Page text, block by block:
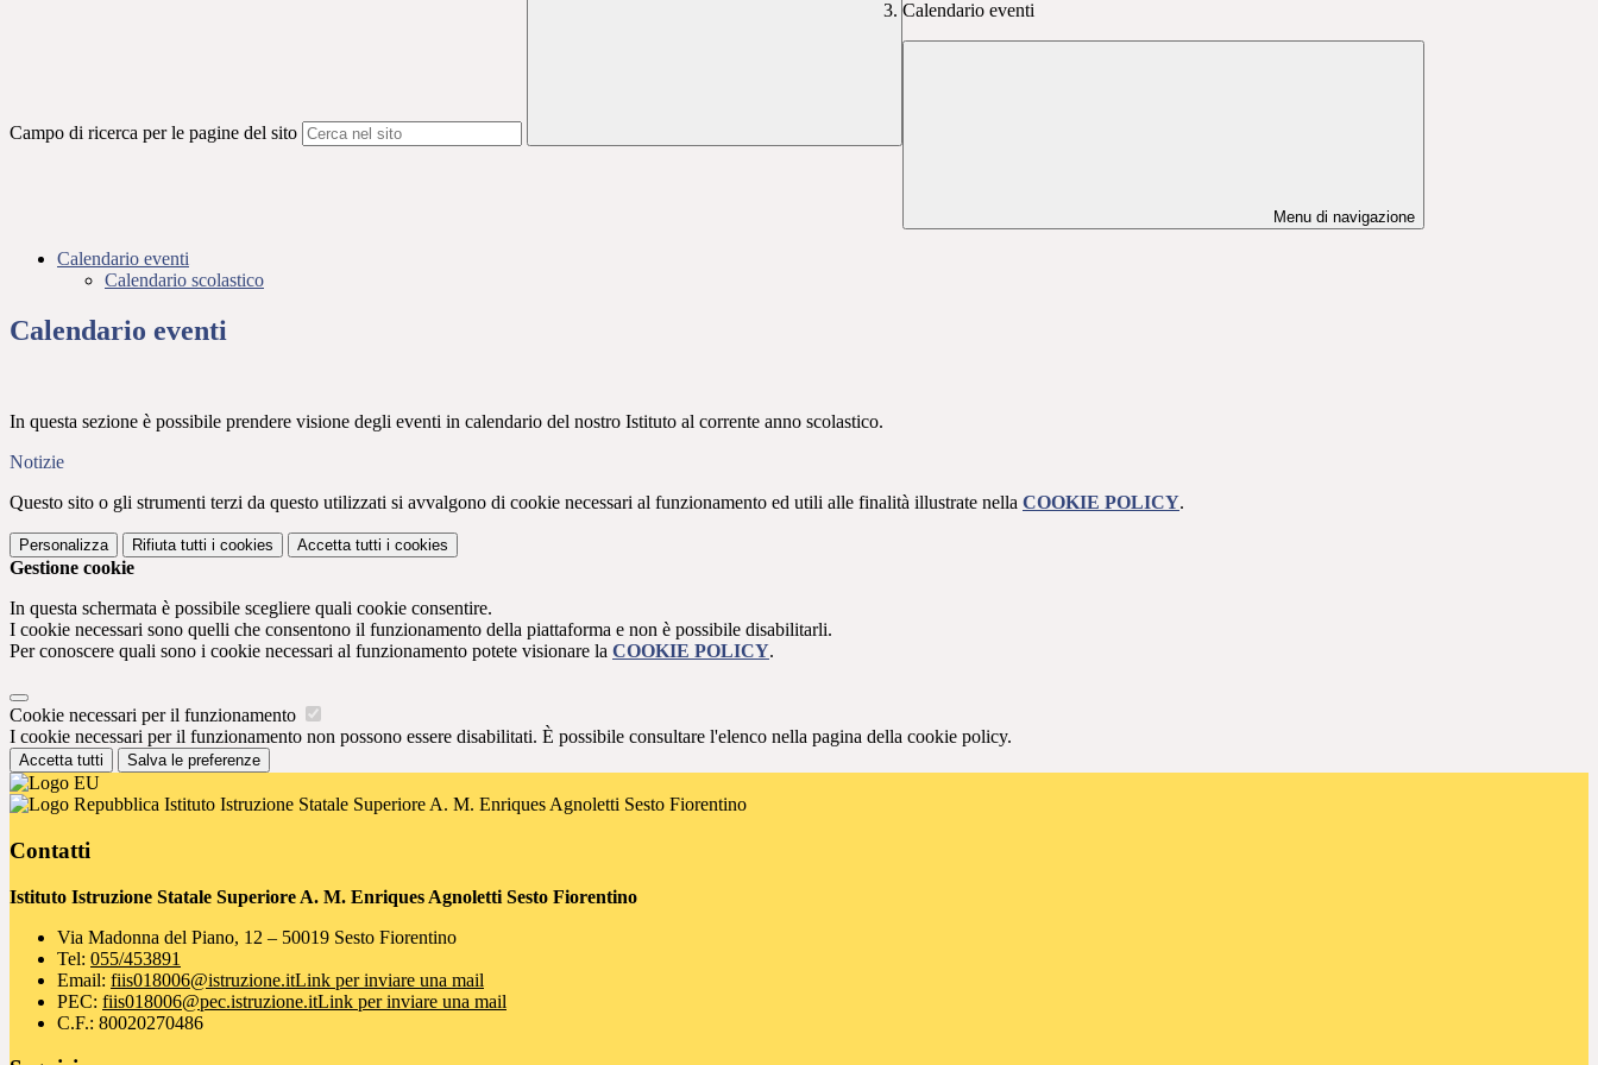
Campo di ricerca per le pagine del sito
Calendario eventi
Menu di navigazione
Calendario eventi
Calendario scolastico
Calendario eventi
In questa sezione è possibile prendere visione degli eventi in calendario del nostro Istituto al corrente anno scolastico.
Notizie
Questo sito o gli strumenti terzi da questo utilizzati si avvalgono di cookie necessari al funzionamento ed utili alle finalità illustrate nella COOKIE POLICY.
Personalizza Rifiuta tutti i cookies Accetta tutti i cookies
Gestione cookie
In questa schermata è possibile scegliere quali cookie consentire.
I cookie necessari sono quelli che consentono il funzionamento della piattaforma e non è possibile disabilitarli.
Per conoscere quali sono i cookie necessari al funzionamento potete visionare la COOKIE POLICY.
Cookie necessari per il funzionamento
I cookie necessari per il funzionamento non possono essere disabilitati. È possibile consultare l'elenco nella pagina della cookie policy.
Accetta tutti Salva le preferenze
Istituto Istruzione Statale Superiore A. M. Enriques Agnoletti Sesto Fiorentino
Contatti
Istituto Istruzione Statale Superiore A. M. Enriques Agnoletti Sesto Fiorentino
Via Madonna del Piano, 12 – 50019 Sesto Fiorentino
Tel: 055/453891
Email: fiis018006@istruzione.itLink per inviare una mail
PEC: fiis018006@pec.istruzione.itLink per inviare una mail
C.F.: 80020270486